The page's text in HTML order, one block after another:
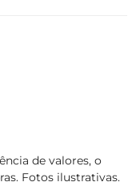
de valores, o
Fotos ilustrativas.